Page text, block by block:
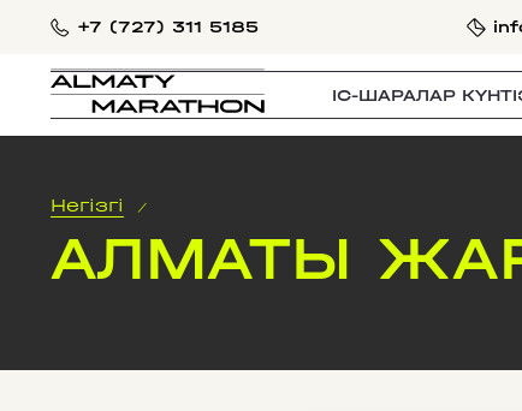
+7 (727) 311 5185
IС-ШАРАЛАР
Негізгі /
АЛМАТЫ